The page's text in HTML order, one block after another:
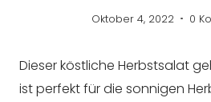
Oktober 4, 2022 0
Dieser köstliche Herbstsalat
ist perfekt für die sonnigen